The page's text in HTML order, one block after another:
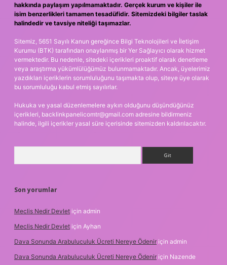
hakkında paylaşım yapılmamaktadır. Gerçek kurum ve kişiler ile
isim benzerlikleri tamamen tesadüfidir. Sitemizdeki bilgiler taslak
halindedir ve tavsiye niteliği taşımazlar.
Sitemiz, 5651 Sayılı Kanun gereğince Bilgi Teknolojileri ve İletişim
Kurumu (BTK) tarafından onaylanmış bir Yer Sağlayıcı olarak hizmet
vermektedir. Bu nedenle, sitedeki içerikleri proaktif olarak denetleme
veya araştırma yükümlülüğümüz bulunmamaktadır. Ancak, üyelerimiz
yazdıkları içeriklerin sorumluluğunu taşımakta olup, siteye üye olarak
bu sorumluluğu kabul etmiş sayılırlar.
Hukuka ve yasal düzenlemelere aykırı olduğunu düşündüğünüz
içerikleri, backlinkpanelicomtr@gmail.com adresine bildirmeniz
halinde, ilgili içerikler yasal süre içerisinde sitemizden kaldırılacaktır.
Son yorumlar
Meclis Nedir Devlet için admin
Meclis Nedir Devlet için Ayhan
Dava Sonunda Arabuluculuk Ücreti Nereye Ödenir için admin
Dava Sonunda Arabuluculuk Ücreti Nereye Ödenir için Nazende